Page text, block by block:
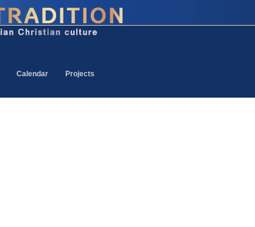
Calendar Projects